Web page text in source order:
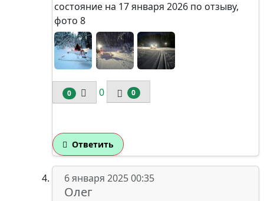
0 0 0
Ответить
6 января 2025 00:35
Олег